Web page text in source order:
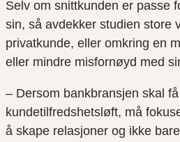
Selv om snittkunden er passe
sin, så avdekker studien store
privatkunde, eller omkring en
eller mindre misfornøyd med
– Dersom bankbransjen skal
kundetilfredshetsløft, må
å skape relasjoner og ikke